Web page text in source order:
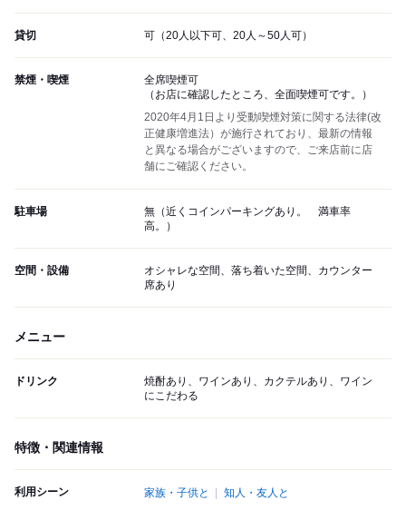
貸切 可（20人以下可、20人～50人可）
禁煙・喫煙
全席喫煙可
（お店に確認したところ、全面喫煙可です。）
2020年4月1日より受動喫煙対策に関する法律(改
正健康増進法）が施行されており、最新の情報
と異なる場合がございますので、ご来店前に店
舗にご確認ください。
駐車場
無（近くコインパーキングあり。 満車率
高。）
空間・設備
オシャレな空間、落ち着いた空間、カウンター
席あり
メニュー
ドリンク
焼酎あり、ワインあり、カクテルあり、ワイン
にこだわる
特徴・関連情報
利用シーン 家族・子供と 知人・友人と